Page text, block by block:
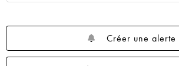
Créer une alerte